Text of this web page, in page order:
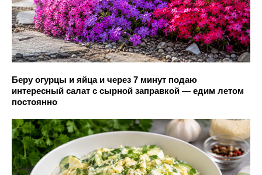
Беру огурцы и яйца и через 7 минут подаю
интересный салат с сырной заправкой — едим летом
постоянно